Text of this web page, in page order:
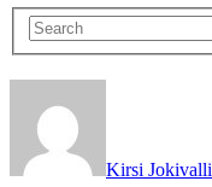
Kirsi Jokivalli